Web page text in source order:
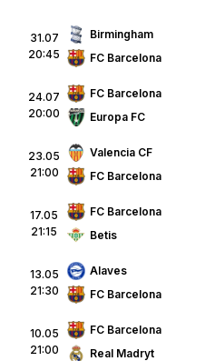
31.07
20:45
Birmingham
FC Barcelona
24.07
20:00
FC Barcelona
Europa FC
23.05
21:00
Valencia CF
FC Barcelona
17.05
21:15
FC Barcelona
Betis
13.05
21:30
Alaves
FC Barcelona
10.05
21:00
FC Barcelona
Real Madryt